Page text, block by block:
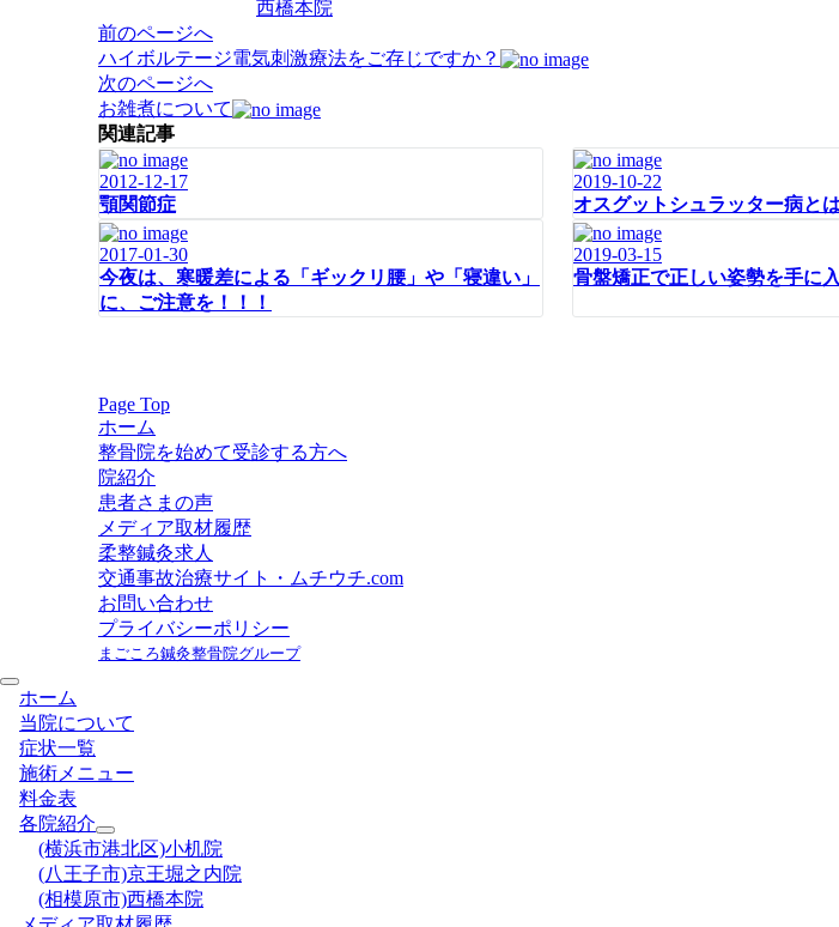
西橋本院
投
稿
ナ
ビ
ゲ
ー
シ
ョ
ン
前のページへ
ハイボルテージ電気刺激療法をご存じですか？
次のページへ
お雑煮について
関連記事
2012-12-17
顎関節症
2019-10-22
オスグットシュラッター病と
2017-01-30
今夜は、寒暖差による「ギックリ腰」や「寝違い」
に、ご注意を！！！
2019-03-15
骨盤矯正で正しい姿勢を手に
Page Top
ホーム
整骨院を始めて受診する方へ
院紹介
患者さまの声
メディア取材履歴
柔整鍼灸求人
交通事故治療サイト・ムチウチ.com
お問い合わせ
プライバシーポリシー
まごころ鍼灸整骨院グループ
ホーム
当院について
症状一覧
施術メニュー
料金表
各院紹介
(横浜市港北区)小机院
(八王子市)京王堀之内院
(相模原市)西橋本院